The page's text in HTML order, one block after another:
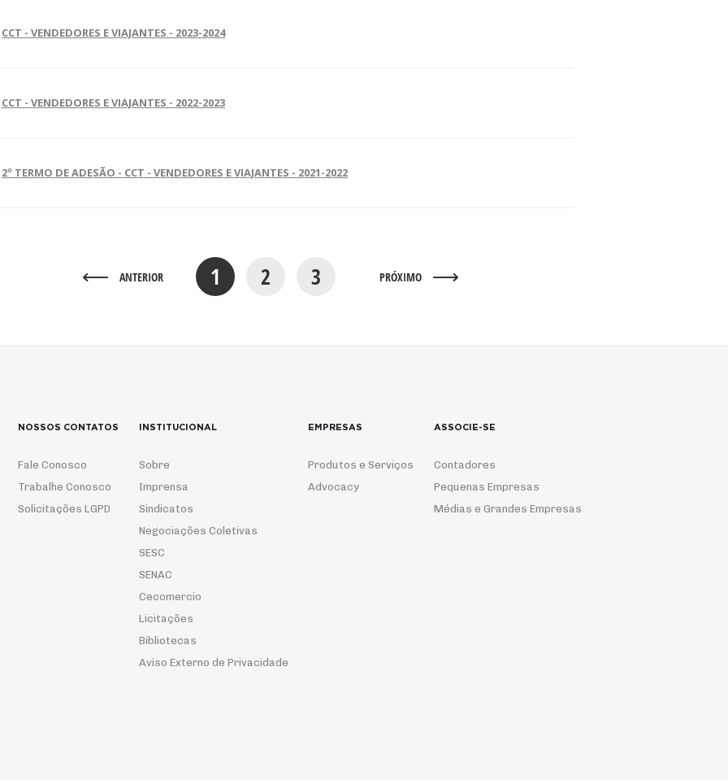
CCT - VENDEDORES E VIAJANTES - 2023-2024
CCT - VENDEDORES E VIAJANTES - 2022-2023
2º TERMO DE ADESÃO - CCT - VENDEDORES E VIAJANTES - 2021-2022
ANTERIOR 1 2 3 PRÓXIMO
NOSSOS CONTATOS
Fale Conosco
Trabalhe Conosco
Solicitações LGPD
INSTITUCIONAL
Sobre
Imprensa
Sindicatos
Negociações Coletivas
SESC
SENAC
Cecomercio
Licitações
Bibliotecas
Aviso Externo de Privacidade
EMPRESAS
Produtos e Serviços
Advocacy
ASSOCIE-SE
Contadores
Pequenas Empresas
Médias e Grandes Empresas